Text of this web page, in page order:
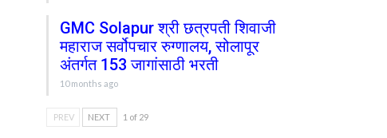
GMC Solapur श्री छत्रपती शिवाजी
महाराज सर्वोपचार रुग्णालय, सोलापूर
अंतर्गत 153 जागांसाठी भरती
10 months ago
PREV NEXT 1 of 29